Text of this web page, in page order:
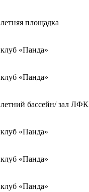
летняя площадка
клуб «Панда»
клуб «Панда»
летний бассейн/ зал ЛФК
клуб «Панда»
клуб «Панда»
клуб «Панда»